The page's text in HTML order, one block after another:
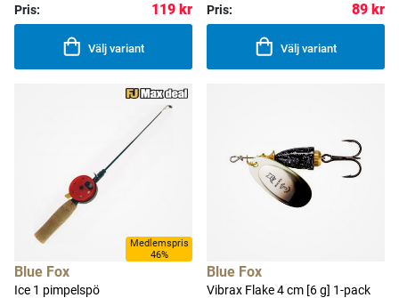
Pris: 119 kr
Välj variant
Pris: 89 kr
Välj variant
Medlemspris
46%
Blue Fox
Ice 1 pimpelspö
Blue Fox
Vibrax Flake 4 cm [6 g] 1-pack